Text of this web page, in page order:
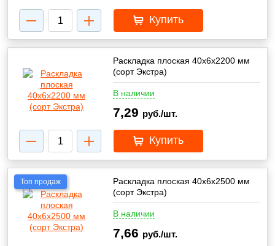
Купить
Раскладка плоская 40х6х2200 мм
(сорт Экстра)
В наличии
7,29 руб./шт.
Купить
Топ продаж
Раскладка плоская 40х6х2500 мм
(сорт Экстра)
В наличии
7,66 руб./шт.